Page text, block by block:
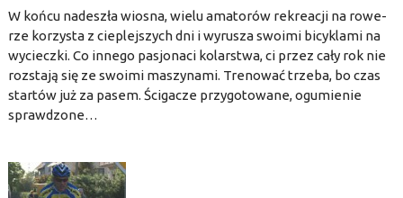
W końcu nadeszła wiosna, wielu amatorów rekreacji na rowe-
rze korzysta z cieplejszych dni i wyrusza swoimi bicyklami na
wycieczki. Co innego pasjonaci kolarstwa, ci przez cały rok nie
rozstają się ze swoimi maszynami. Trenować trzeba, bo czas
startów już za pasem. Ścigacze przygotowane, ogumienie
sprawdzone…